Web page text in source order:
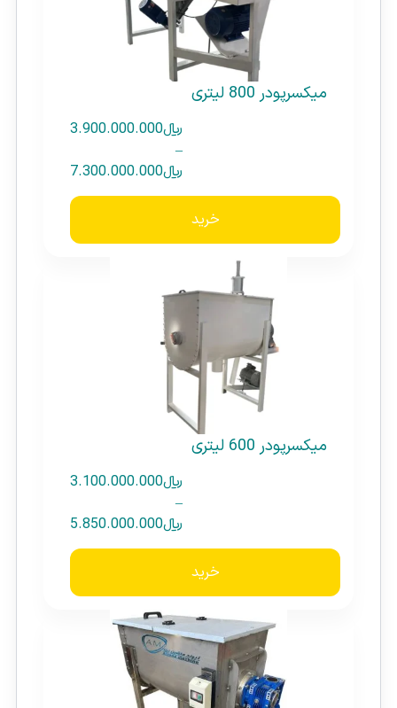
میکسرپودر 800 لیتری
﷼3.900.000.000
–
﷼7.300.000.000
خرید
میکسرپودر 600 لیتری
﷼3.100.000.000
–
﷼5.850.000.000
خرید